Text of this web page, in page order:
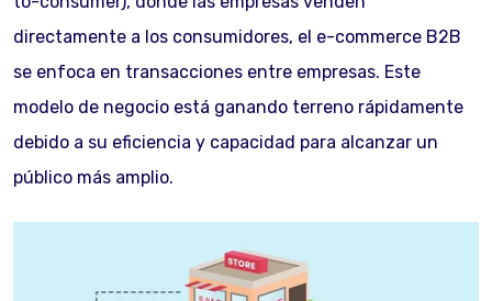
directamente a los consumidores, el e-commerce B2B
se enfoca en transacciones entre empresas. Este
modelo de negocio está ganando terreno rápidamente
debido a su eficiencia y capacidad para alcanzar un
público más amplio.